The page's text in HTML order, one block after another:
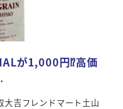
が1,000円⁉高価
大吉フレンドマート土山